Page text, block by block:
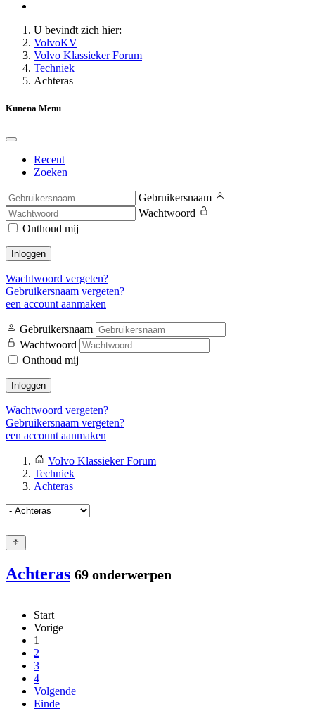
U bevindt zich hier:
VolvoKV
Volvo Klassieker Forum
Techniek
Achteras
Kunena Menu
Recent
Zoeken
Gebruikersnaam
Wachtwoord
Onthoud mij
Inloggen
Wachtwoord vergeten?
Gebruikersnaam vergeten?
een account aanmaken
Gebruikersnaam
Wachtwoord
Onthoud mij
Inloggen
Wachtwoord vergeten?
Gebruikersnaam vergeten?
een account aanmaken
Volvo Klassieker Forum
Techniek
Achteras
Achteras 69 onderwerpen
Start
Vorige
1
2
3
4
Volgende
Einde